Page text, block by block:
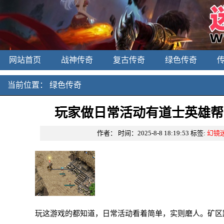
网站首页 战神传奇 复古传奇 绿色传奇
当前位置： 绿色传奇
玩家做日常活动有道士英雄
作者： 时间：2025-8-8 18:19:53 标签: 幻镜
玩这游戏的都知道，日常活动看着简单，实则磨人。矿区